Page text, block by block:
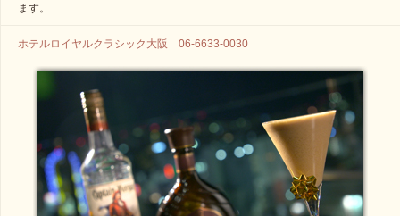
ます。
ホテルロイヤルクラシック大阪 06-6633-0030